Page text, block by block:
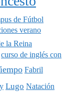
de Fútbol
verano
la Reina
curso de inglés con
Fabril
Lugo Natación